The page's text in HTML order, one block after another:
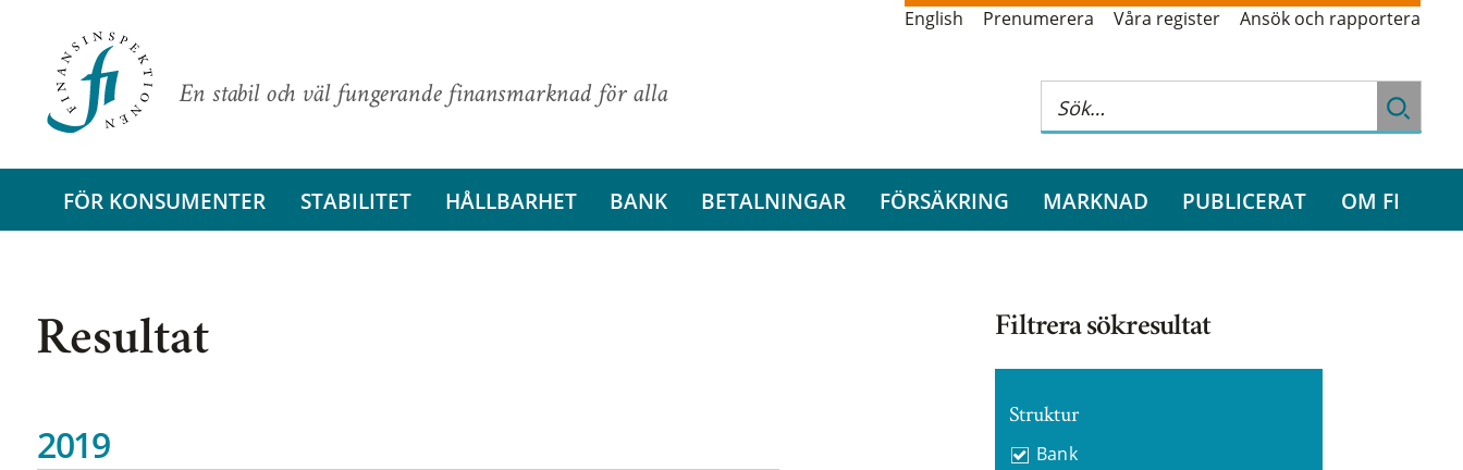
En stabil och väl fungerande finansmarknad för alla
English Prenumerera Våra register Ansök och rapportera
FÖR KONSUMENTER STABILITET HÅLLBARHET BANK BETALNINGAR FÖRSÄKRING MARKNAD PUBLICERAT OM FI
Resultat
2019
Filtrera sökresultat
Struktur
Bank